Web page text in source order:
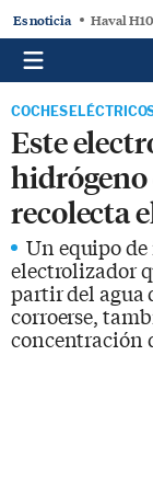
Es noticia Haval H10
COCHES
Este
hidrógeno
recolecta
Un equipo
electrolizador
partir del agua
corroerse,
concentración